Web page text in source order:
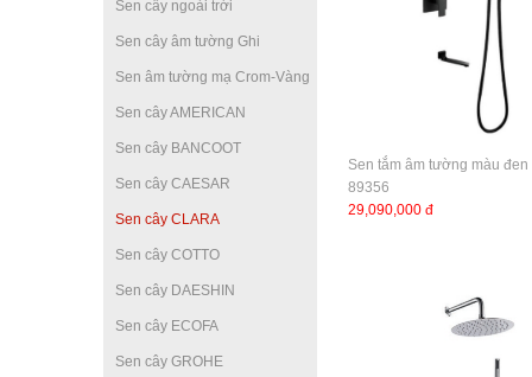
Sen cây ngoài trời
Sen cây âm tường Ghi
Sen âm tường mạ Crom-Vàng
Sen cây AMERICAN
Sen cây BANCOOT
Sen cây CAESAR
Sen cây CLARA
Sen cây COTTO
Sen cây DAESHIN
Sen cây ECOFA
Sen cây GROHE
Sen tắm âm tường màu đen
89356
29,090,000 đ